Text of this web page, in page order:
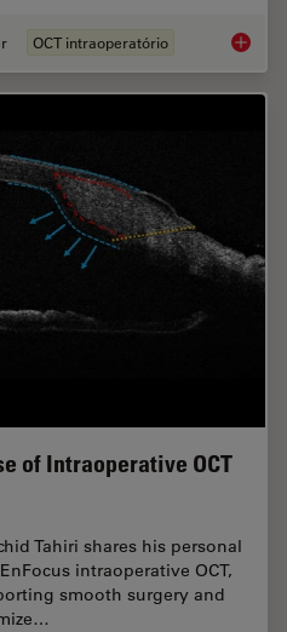
OCT intraoperatório
of Intraoperative OCT
Tahiri shares his personal
intraoperative OCT,
smooth surgery and